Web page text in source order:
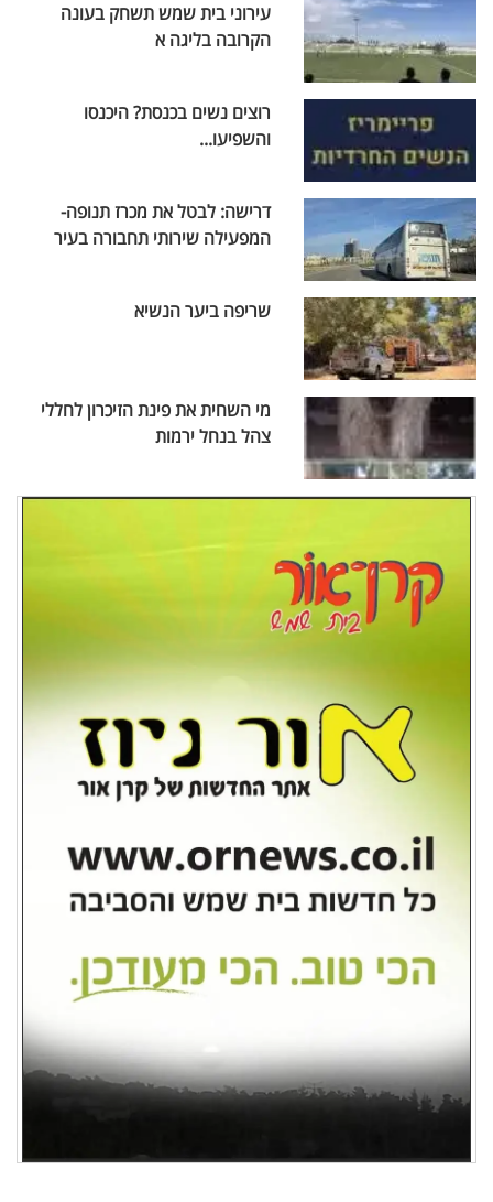
עירוני בית שמש תשחק בעונה
הקרובה בליגה א
רוצים נשים בכנסת? היכנסו
והשפיעו...
דרישה: לבטל את מכרז תנופה-
המפעילה שירותי תחבורה בעיר
שריפה ביער הנשיא
מי השחית את פינת הזיכרון לחללי
צהל בנחל ירמות